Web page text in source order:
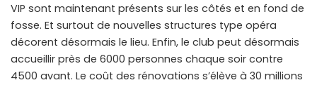
VIP sont maintenant présents sur les côtés et en fond de
fosse. Et surtout de nouvelles structures type opéra
décorent désormais le lieu. Enfin, le club peut désormais
accueillir près de 6000 personnes chaque soir contre
4500 avant. Le coût des rénovations s’élève à 30 millions